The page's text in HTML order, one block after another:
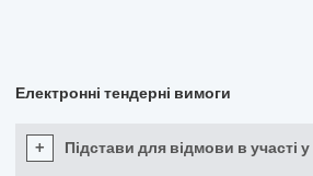
Електронні тендерні вимоги
+ Підстави для відмови в участі у